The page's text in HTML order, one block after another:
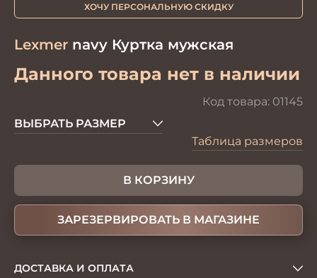
Lexmer navy Куртка мужская
Данного товара нет в наличии
Код товара: 01145
ХОЧУ ПЕРСОНАЛЬНУЮ СКИДКУ
ВЫБРАТЬ РАЗМЕР
Таблица размеров
В КОРЗИНУ
ЗАРЕЗЕРВИРОВАТЬ В МАГАЗИНЕ
ДОСТАВКА И ОПЛАТА